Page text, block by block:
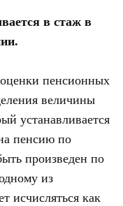
в стаж в
пенсионных
величины
устанавливается
пенсию по
произведен по
из
исчисляться как